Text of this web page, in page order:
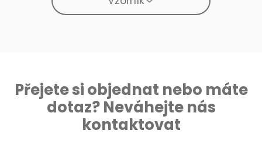
Přejete si objednat nebo máte
dotaz? Neváhejte nás
kontaktovat